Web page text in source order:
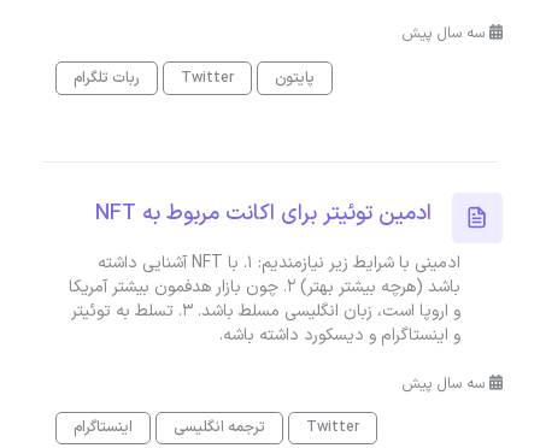
سه سال پیش
پایتون
Twitter ربات تلگرام
ادمین توئیتر برای اکانت مربوط به NFT
ادمینی با شرایط زیر نیازمندیم: 1. با NFT آشنایی داشته
باشد (هرچه بیشتر بهتر) 2. چون بازار هدفمون بیشتر آمریکا
و اروپا است، زبان انگلیسی مسلط باشد. 3. تسلط به توئیتر
و اینستاگرام و دیسکورد داشته باشه.
سه سال پیش
Twitter
ترجمه انگلیسی اینستاگرام